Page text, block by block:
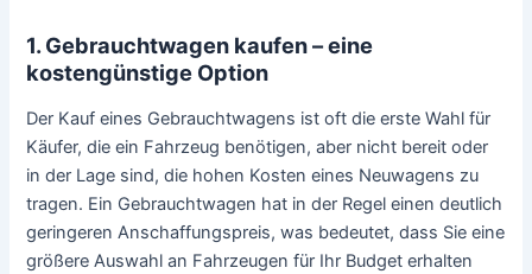
1. Gebrauchtwagen kaufen – eine
kostengünstige Option
Der Kauf eines Gebrauchtwagens ist oft die erste Wahl für
Käufer, die ein Fahrzeug benötigen, aber nicht bereit oder
in der Lage sind, die hohen Kosten eines Neuwagens zu
tragen. Ein Gebrauchtwagen hat in der Regel einen deutlich
geringeren Anschaffungspreis, was bedeutet, dass Sie eine
größere Auswahl an Fahrzeugen für Ihr Budget erhalten